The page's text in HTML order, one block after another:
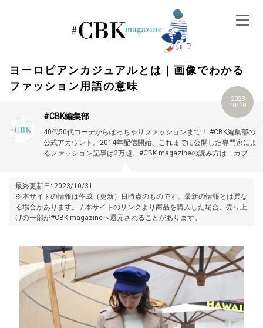
ヨーロピアンカジュアルとは｜画像でわかる
ファッション用語の意味
2023
10/10
#CBK編集部
40代50代コーデからぽっちゃりファッションまで！ #CBK編集部の
公式アカウント。2014年配信開始、これまでに公開した専門家によ
るファッション記事は2万超。#CBK magazineの読み方は「カブキ
最終更新日: 2023/10/31
※本サイトの情報は作成（更新）日時点のものです。最新の情報とは異な
る場合があります。 / 本サイトのリンクより商品を購入した場合、売り上
げの一部が#CBK magazineへ還元されることがあります。